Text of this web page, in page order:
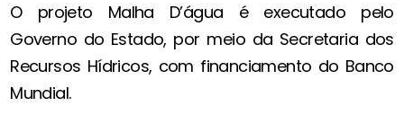
O projeto Malha D’água é executado pelo
Governo do Estado, por meio da Secretaria dos
Recursos Hídricos, com financiamento do Banco
Mundial.